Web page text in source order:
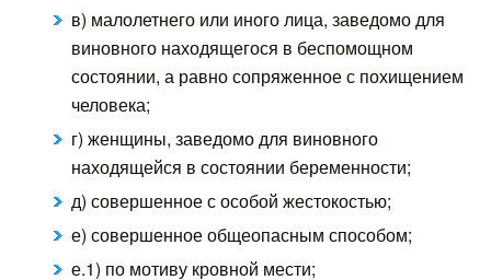
в) малолетнего или иного лица, заведомо для
виновного находящегося в беспомощном
состоянии, а равно сопряженное с похищением
человека;
г) женщины, заведомо для виновного
находящейся в состоянии беременности;
д) совершенное с особой жестокостью;
е) совершенное общеопасным способом;
е.1) по мотиву кровной мести;